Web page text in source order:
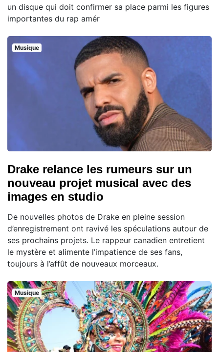
un disque qui doit confirmer sa place parmi les figures
importantes du rap amér
Musique
Drake relance les rumeurs sur un
nouveau projet musical avec des
images en studio
De nouvelles photos de Drake en pleine session
d’enregistrement ont ravivé les spéculations autour de
ses prochains projets. Le rappeur canadien entretient
le mystère et alimente l’impatience de ses fans,
toujours à l’affût de nouveaux morceaux.
Musique